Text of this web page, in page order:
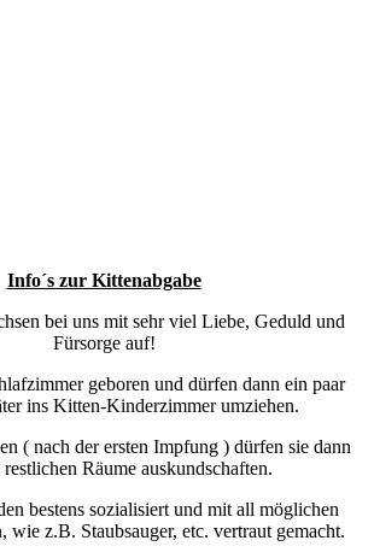
Info´s zur Kittenabgabe
bei uns mit sehr viel Liebe, Geduld und
Fürsorge auf!
geboren und dürfen dann ein paar
ins Kitten-Kinderzimmer umziehen.
( nach der ersten Impfung ) dürfen sie dann
Räume auskundschaften.
bestens sozialisiert und mit all möglichen
wie z.B. Staubsauger, etc. vertraut gemacht.